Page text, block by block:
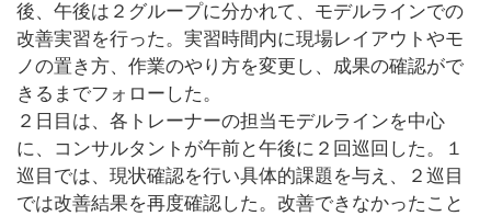
後、午後は２グループに分かれて、モデルラインでの
改善実習を行った。実習時間内に現場レイアウトやモ
ノの置き方、作業のやり方を変更し、成果の確認がで
きるまでフォローした。
２日目は、各トレーナーの担当モデルラインを中心
に、コンサルタントが午前と午後に２回巡回した。１
巡目では、現状確認を行い具体的課題を与え、２巡目
では改善結果を再度確認した。改善できなかったこと